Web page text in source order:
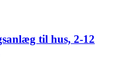
til hus, 2-12